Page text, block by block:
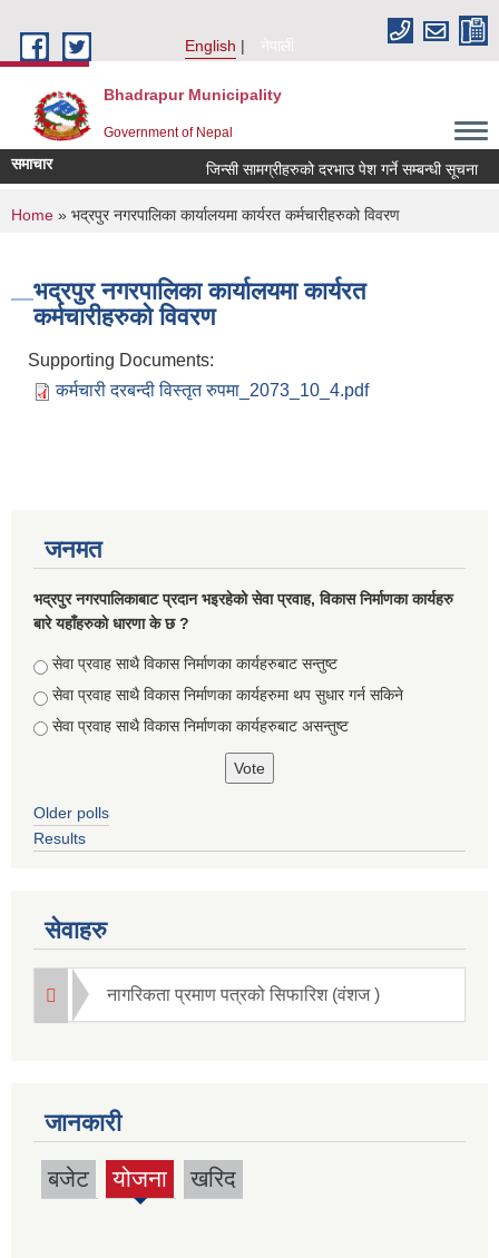
English
नेपाली
Bhadrapur Municipality
Government of Nepal
समाचार जिन्सी सामग्रीहरुको दरभाउ पेश गर्ने सम्बन्धी सूचना
You are here
Home » भद्रपुर नगरपालिका कार्यालयमा कार्यरत कर्मचारीहरुको विवरण
भद्रपुर नगरपालिका कार्यालयमा कार्यरत
कर्मचारीहरुको विवरण
Supporting Documents:
कर्मचारी दरबन्दी विस्तृत रुपमा_2073_10_4.pdf
जनमत
भद्रपुर नगरपालिकाबाट प्रदान भइरहेको सेवा प्रवाह, विकास निर्माणका कार्यहरु
बारे यहाँहरुको धारणा के छ ?
Choices
सेवा प्रवाह साथै विकास निर्माणका कार्यहरुबाट सन्तुष्ट
सेवा प्रवाह साथै विकास निर्माणका कार्यहरुमा थप सुधार गर्न सकिने
सेवा प्रवाह साथै विकास निर्माणका कार्यहरुबाट असन्तुष्ट
Older polls
Results
सेवाहरु
नागरिकता प्रमाण पत्रको सिफारिश (वंशज )
जानकारी
बजेट योजना
(active
खरिद